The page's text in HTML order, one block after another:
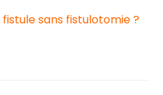
sans fistulotomie ?